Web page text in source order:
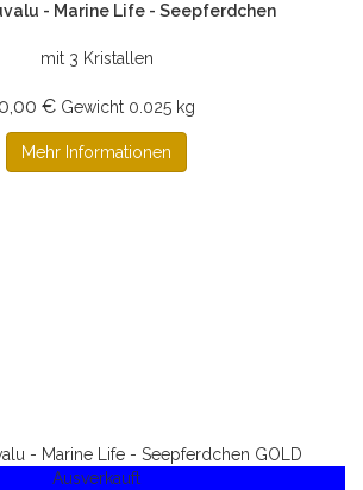
- Marine Life - Seepferdchen
mit 3 Kristallen
0,00 € Gewicht 0.025 kg
Mehr Informationen
Ausverkauft